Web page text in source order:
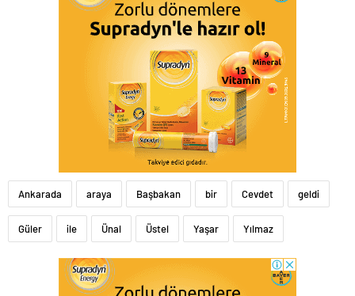
Ankarada araya Başbakan bir Cevdet geldi
Güler ile Ünal Üstel Yaşar Yılmaz